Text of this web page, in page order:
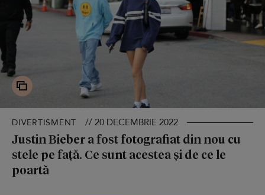
DIVERTISMENT // 20 DECEMBRIE 2022
Justin Bieber a fost fotografiat din nou cu
stele pe față. Ce sunt acestea și de ce le
poartă